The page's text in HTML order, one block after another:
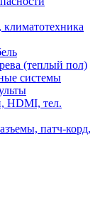
(теплый пол)
системы
HDMI, тел.
патч-корд,